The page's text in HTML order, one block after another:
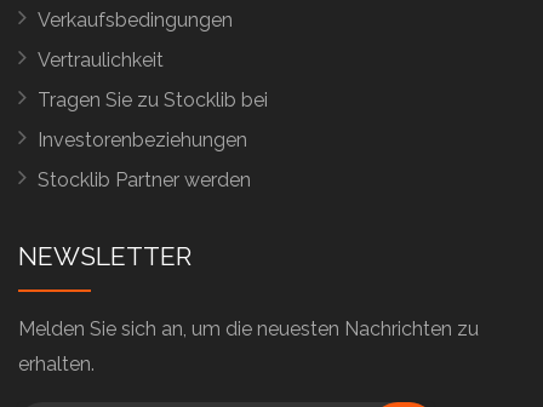
Verkaufsbedingungen
Vertraulichkeit
Tragen Sie zu Stocklib bei
Investorenbeziehungen
Stocklib Partner werden
NEWSLETTER
Melden Sie sich an, um die neuesten Nachrichten zu
erhalten.